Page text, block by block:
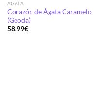
ÁGATA
Corazón de Ágata Caramelo
(Geoda)
58.99€